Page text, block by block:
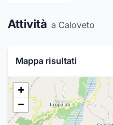
Attività a Caloveto
Mappa risultati
+
−